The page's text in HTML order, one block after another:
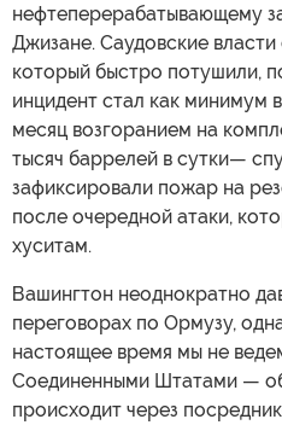
нефтеперерабатывающему
Джизане. Саудовские
который быстро потушили,
инцидент стал как минимум
месяц возгоранием на
тысяч баррелей в сутки—
зафиксировали пожар на
после очередной атаки,
хуситам.
Вашингтон неоднократно
переговорах по Ормузу,
настоящее время мы не
Соединенными Штатами —
происходит через